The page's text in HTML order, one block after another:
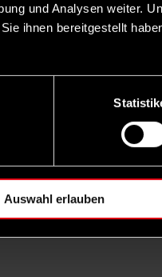
und Analysen weiter.
ihnen bereitgestellt
Auswahl erlauben